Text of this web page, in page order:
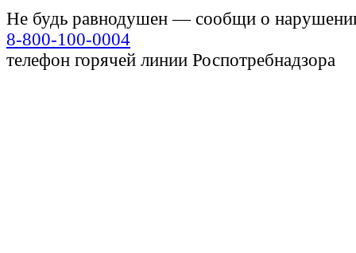
Не будь равнодушен — сообщи о
8-800-100-0004
телефон горячей линии Роспотребнадзора